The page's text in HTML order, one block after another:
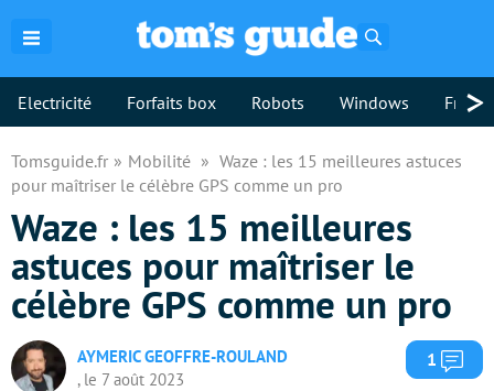
Electricité Forfaits box Robots Windows >
Tomsguide.fr Mobilité
Waze : les 15 meilleures astuces
pour maîtriser le célèbre GPS comme un pro
Waze : les 15 meilleures
astuces pour maîtriser le
célèbre GPS comme un pro
AYMERIC GEOFFRE-ROULAND
, le 7 août 2023
1